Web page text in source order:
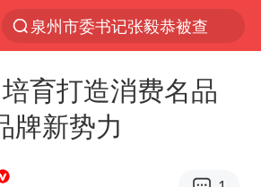
泉州市委书记张毅恭被查
“秋天的第一杯奶茶”6岁了
育打造消费名品
牌新势力